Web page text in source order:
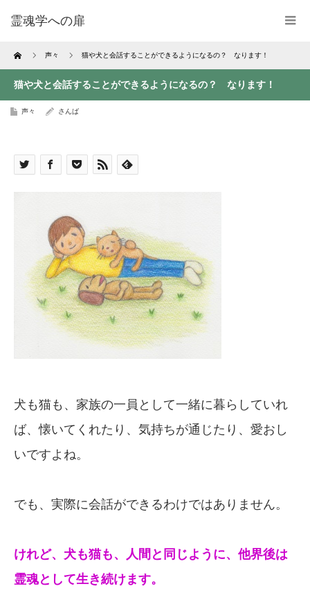
霊魂学への扉
Home 声々 猫や犬と会話することができるようになるの？ なります！
猫や犬と会話することができるようになるの？ なります！
声々 さんば
犬も猫も、家族の一員として一緒に暮らしていれ
ば、懐いてくれたり、気持ちが通じたり、愛おし
いですよね。
でも、実際に会話ができるわけではありません。
けれど、犬も猫も、人間と同じように、 他界後は
霊魂として生き続けます。